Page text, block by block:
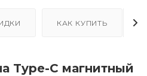
КАК КУПИТЬ
Type-C магнитный